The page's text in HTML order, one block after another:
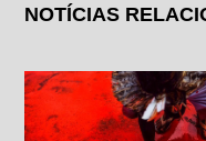
NOTÍCIAS